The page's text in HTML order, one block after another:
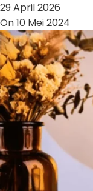
29 April 2026
On 10 Mei 2024